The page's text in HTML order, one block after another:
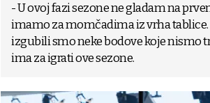
- U ovoj fazi sezone ne gladam na
imamo za momčadima iz vrha
izgubili smo neke bodove koje nismo
ima za igrati ove sezone.